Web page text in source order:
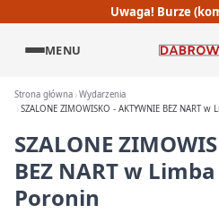
Uwaga! Burze
MENU
Strona główna Wydarzenia
SZALONE ZIMOWISKO - AKTYWNIE BEZ NART
SZALONE
BEZ NART w
Poronin